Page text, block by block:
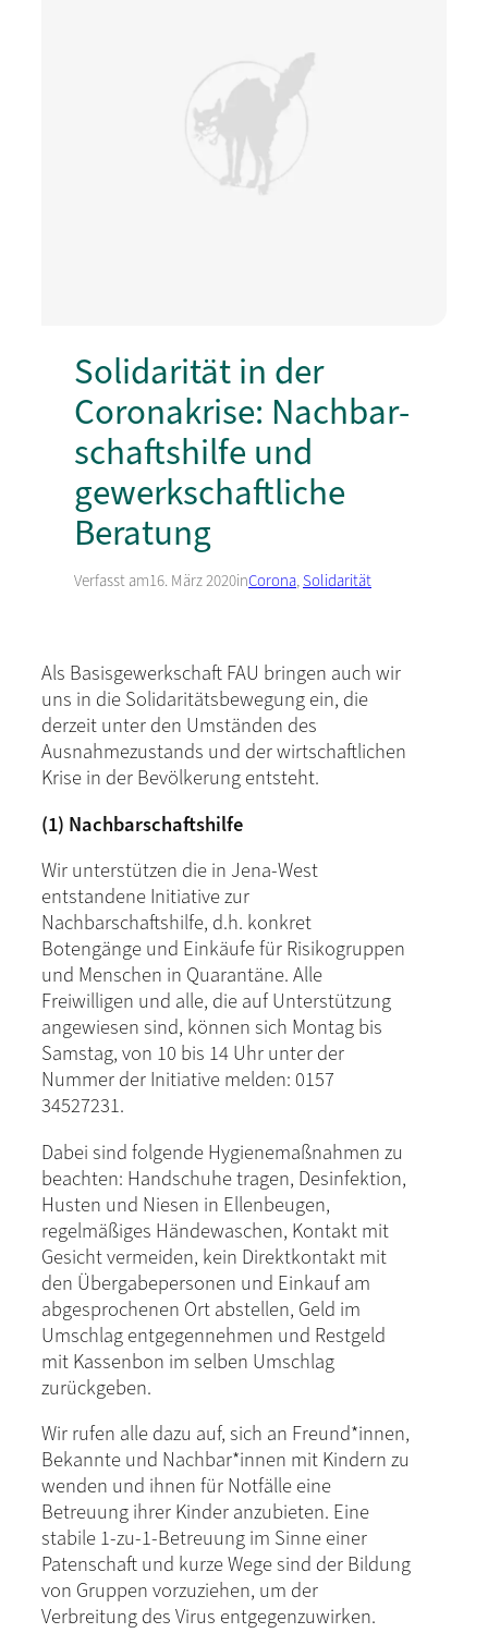
Solidarität in der
Coronakrise: Nachbar­
schaftshilfe und
gewerkschaftliche
Beratung
Verfasst am16. März 2020inCorona, Solidarität
Als Basisgewerkschaft FAU bringen auch wir
uns in die Solidaritätsbewegung ein, die
derzeit unter den Umständen des
Ausnahmezustands und der wirtschaftlichen
Krise in der Bevölkerung entsteht.
(1) Nachbarschaftshilfe
Wir unterstützen die in Jena-West
entstandene Initiative zur
Nachbarschaftshilfe, d.h. konkret
Botengänge und Einkäufe für Risikogruppen
und Menschen in Quarantäne. Alle
Freiwilligen und alle, die auf Unterstützung
angewiesen sind, können sich Montag bis
Samstag, von 10 bis 14 Uhr unter der
Nummer der Initiative melden: 0157
34527231.
Dabei sind folgende Hygienemaßnahmen zu
beachten: Handschuhe tragen, Desinfektion,
Husten und Niesen in Ellenbeugen,
regelmäßiges Händewaschen, Kontakt mit
Gesicht vermeiden, kein Direktkontakt mit
den Übergabepersonen und Einkauf am
abgesprochenen Ort abstellen, Geld im
Umschlag entgegennehmen und Restgeld
mit Kassenbon im selben Umschlag
zurückgeben.
Wir rufen alle dazu auf, sich an Freund*innen,
Bekannte und Nachbar*innen mit Kindern zu
wenden und ihnen für Notfälle eine
Betreuung ihrer Kinder anzubieten. Eine
stabile 1-zu-1-Betreuung im Sinne einer
Patenschaft und kurze Wege sind der Bildung
von Gruppen vorzuziehen, um der
Verbreitung des Virus entgegenzuwirken.